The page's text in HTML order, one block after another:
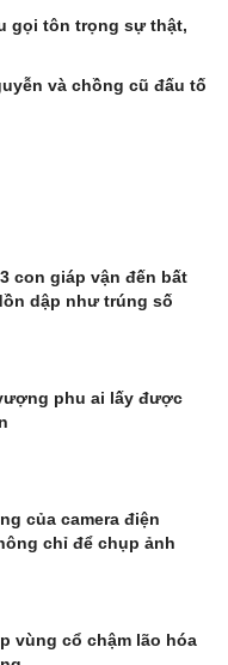
gọi tôn trọng sự thật,
và chồng cũ đấu tố
con giáp vận đến bất
dập như trúng số
phu ai lấy được
của camera điện
chỉ để chụp ảnh
vùng cổ chậm lão hóa